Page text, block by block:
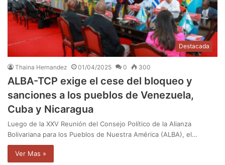
Destacada
Thaina Hernandez 01/04/2025 0 300
ALBA-TCP exige el cese del bloqueo y
sanciones a los pueblos de Venezuela,
Cuba y Nicaragua
Luego de la XXV Reunión del Consejo Político de la Alianza
Bolivariana para los Pueblos de Nuestra América (ALBA), el…
Ver Mas »